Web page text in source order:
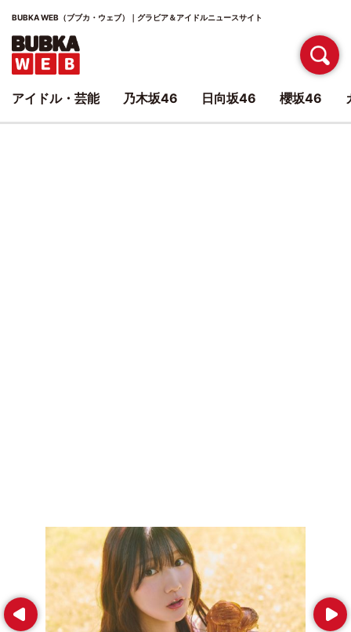
BUBKA WEB（ブブカ・ウェブ）｜グラビア＆アイドルニュースサイト
Prev Next
アイドル・芸能 乃木坂46 日向坂46 櫻坂46